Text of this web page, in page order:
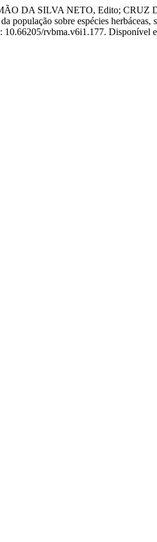
DA SILVA NETO, Edito; CRUZ
sobre espécies herbáceas,
10.66205/rvbma.v6i1.177. Disponível